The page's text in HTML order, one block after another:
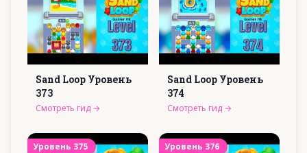
Sand Loop Уровень
373
Смотреть гид →
Sand Loop Уровень
374
Смотреть гид →
Уровень 375 Уровень 376